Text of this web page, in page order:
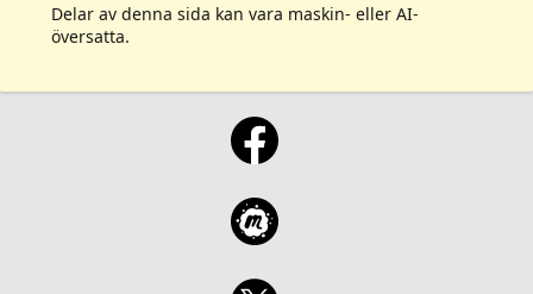
Delar av denna sida kan vara maskin- eller AI-
översatta.